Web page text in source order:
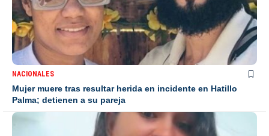
NACIONALES
Mujer muere tras resultar herida en incidente en Hatillo
Palma; detienen a su pareja